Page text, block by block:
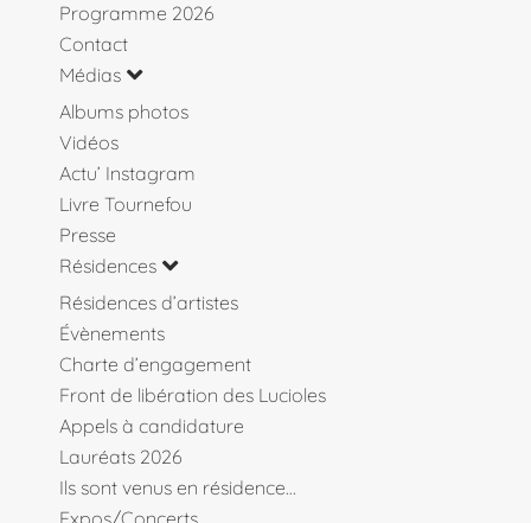
Programme 2026
Contact
Médias
Albums photos
Vidéos
Actu’ Instagram
Livre Tournefou
Presse
Résidences
Résidences d’artistes
Évènements
Charte d’engagement
Front de libération des Lucioles
Appels à candidature
Lauréats 2026
Ils sont venus en résidence…